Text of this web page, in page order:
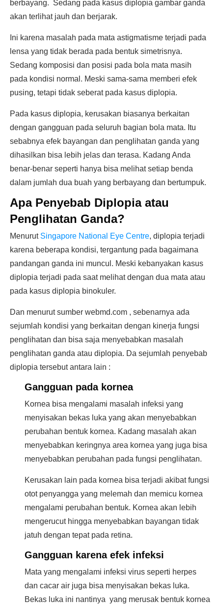
berbayang. Sedang pada kasus diplopia gambar ganda
akan terlihat jauh dan berjarak.
Ini karena masalah pada mata astigmatisme terjadi pada
lensa yang tidak berada pada bentuk simetrisnya.
Sedang komposisi dan posisi pada bola mata masih
pada kondisi normal. Meski sama-sama memberi efek
pusing, tetapi tidak seberat pada kasus diplopia.
Pada kasus diplopia, kerusakan biasanya berkaitan
dengan gangguan pada seluruh bagian bola mata. Itu
sebabnya efek bayangan dan penglihatan ganda yang
dihasilkan bisa lebih jelas dan terasa. Kadang Anda
benar-benar seperti hanya bisa melihat setiap benda
dalam jumlah dua buah yang berbayang dan bertumpuk.
Apa Penyebab Diplopia atau
Penglihatan Ganda?
Menurut Singapore National Eye Centre, diplopia terjadi
karena beberapa kondisi, tergantung pada bagaimana
pandangan ganda ini muncul. Meski kebanyakan kasus
diplopia terjadi pada saat melihat dengan dua mata atau
pada kasus diplopia binokuler.
Dan menurut sumber webmd.com , sebenarnya ada
sejumlah kondisi yang berkaitan dengan kinerja fungsi
penglihatan dan bisa saja menyebabkan masalah
penglihatan ganda atau diplopia. Da sejumlah penyebab
diplopia tersebut antara lain :
Gangguan pada kornea
Kornea bisa mengalami masalah infeksi yang
menyisakan bekas luka yang akan menyebabkan
perubahan bentuk kornea. Kadang masalah akan
menyebabkan keringnya area kornea yang juga bisa
menyebabkan perubahan pada fungsi penglihatan.
Kerusakan lain pada kornea bisa terjadi akibat fungsi
otot penyangga yang melemah dan memicu kornea
mengalami perubahan bentuk. Kornea akan lebih
mengerucut hingga menyebabkan bayangan tidak
jatuh dengan tepat pada retina.
Gangguan karena efek infeksi
Mata yang mengalami infeksi virus seperti herpes
dan cacar air juga bisa menyisakan bekas luka.
Bekas luka ini nantinya yang merusak bentuk kornea